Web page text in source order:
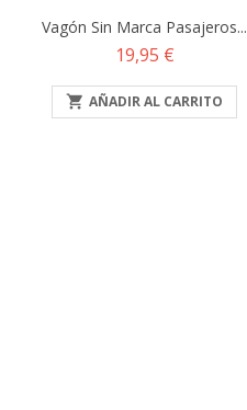
Vagón Sin Marca Pasajeros...
Precio
19,95 €
 AÑADIR AL CARRITO